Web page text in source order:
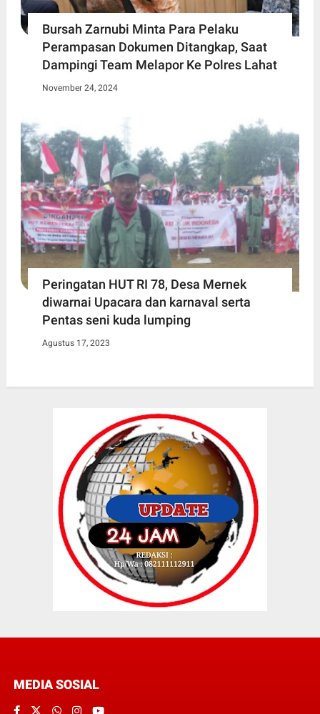
Bursah Zarnubi Minta Para Pelaku
Perampasan Dokumen Ditangkap, Saat
Dampingi Team Melapor Ke Polres Lahat
November 24, 2024
Peringatan HUT RI 78, Desa Mernek
diwarnai Upacara dan karnaval serta
Pentas seni kuda lumping
Agustus 17, 2023
MEDIA SOSIAL